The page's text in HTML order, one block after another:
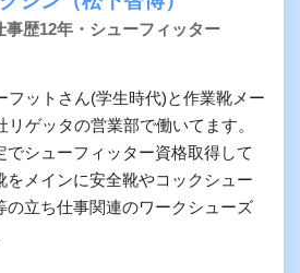
事歴12年・シューフィッター
フットさん(学生時代)と作業靴メー
リゲッタの営業部で働いてます。
でシューフィッター資格取得して
をメインに安全靴やコックシュー
の立ち仕事関連のワークシューズ